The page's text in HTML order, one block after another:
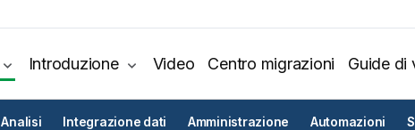
Introduzione Video Centro migrazioni Guide di
Analisi Integrazione dati Amministrazione Automazioni